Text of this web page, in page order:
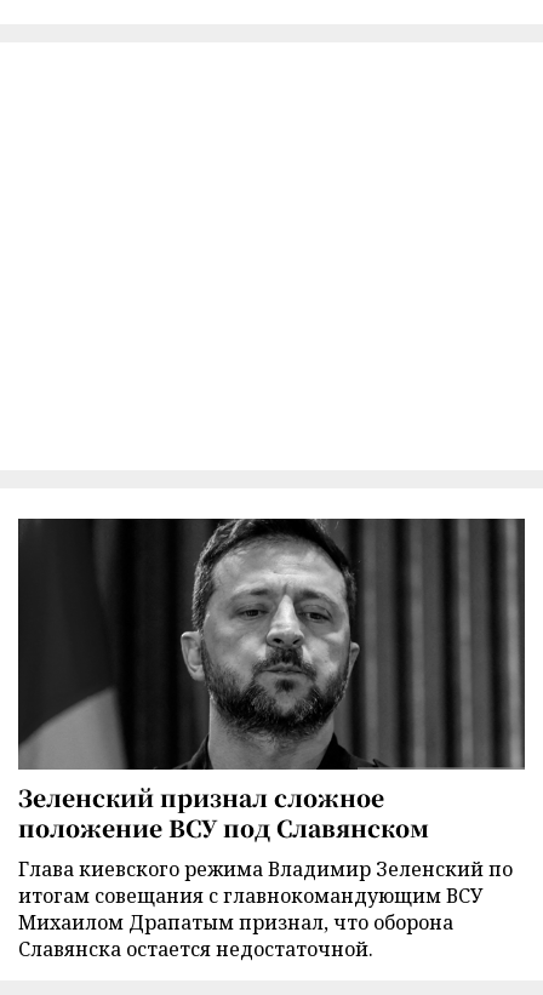
Зеленский признал сложное
положение ВСУ под Славянском
Глава киевского режима Владимир Зеленский по
итогам совещания с главнокомандующим ВСУ
Михаилом Драпатым признал, что оборона
Славянска остается недостаточной.